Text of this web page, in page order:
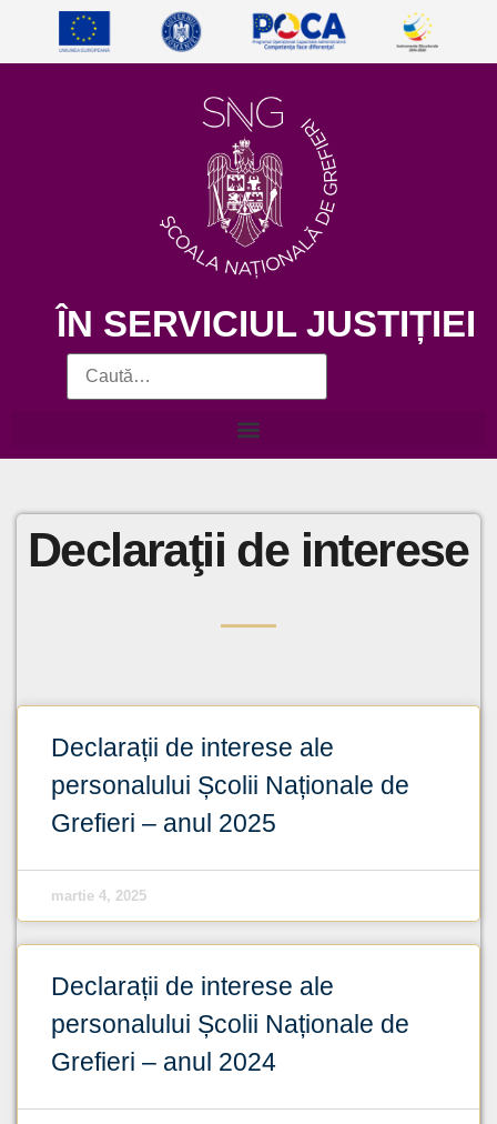
ÎN SERVICIUL JUSTIȚIEI
Declaraţii de interese
Declarații de interese ale
personalului Școlii Naționale de
Grefieri – anul 2025
martie 4, 2025
Declarații de interese ale
personalului Școlii Naționale de
Grefieri – anul 2024